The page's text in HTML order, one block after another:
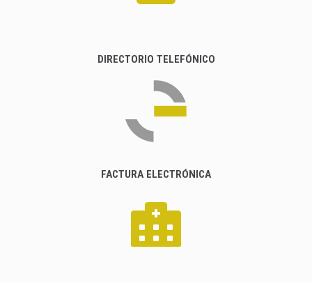
DIRECTORIO TELEFÓNICO
FACTURA ELECTRÓNICA